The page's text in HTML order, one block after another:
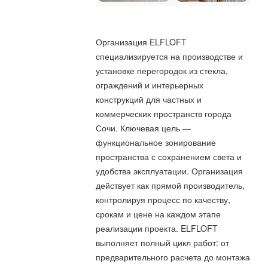
Организация ELFLOFT
специализируется на производстве и
установке перегородок из стекла,
ограждений и интерьерных
конструкций для частных и
коммерческих пространств города
Сочи. Ключевая цель —
функциональное зонирование
пространства с сохранением света и
удобства эксплуатации. Организация
действует как прямой производитель,
контролируя процесс по качеству,
срокам и цене на каждом этапе
реализации проекта. ELFLOFT
выполняет полный цикл работ: от
предварительного расчета до монтажа